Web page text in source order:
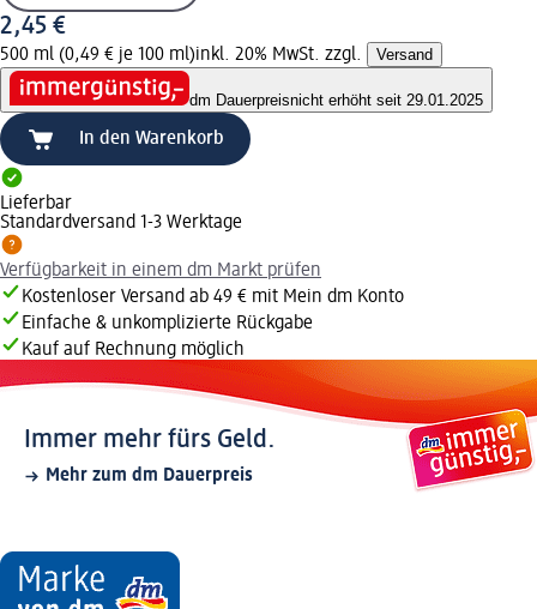
2,45 €
500 ml (0,49 € je 100 ml)inkl. 20% MwSt. zzgl. Versand
dm Dauerpreisnicht erhöht seit 29.01.2025
In den Warenkorb
Lieferbar
Standardversand 1-3 Werktage
Verfügbarkeit in einem dm Markt prüfen
Kostenloser Versand ab 49 € mit Mein dm Konto
Einfache & unkomplizierte Rückgabe
Kauf auf Rechnung möglich
Immer mehr fürs Geld.
Mehr zum dm Dauerpreis